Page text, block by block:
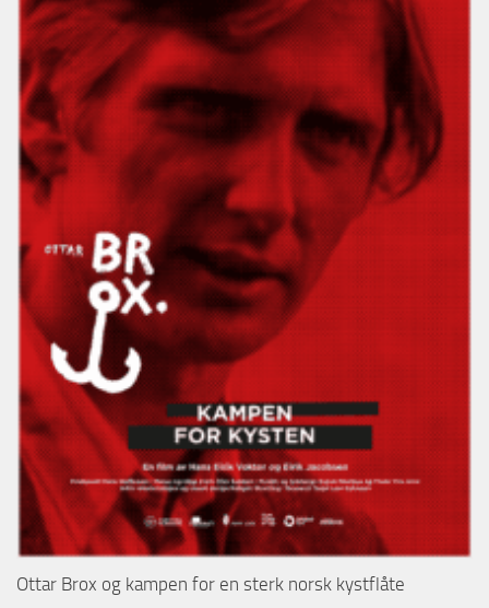
Ottar Brox og kampen for en sterk norsk kystflåte